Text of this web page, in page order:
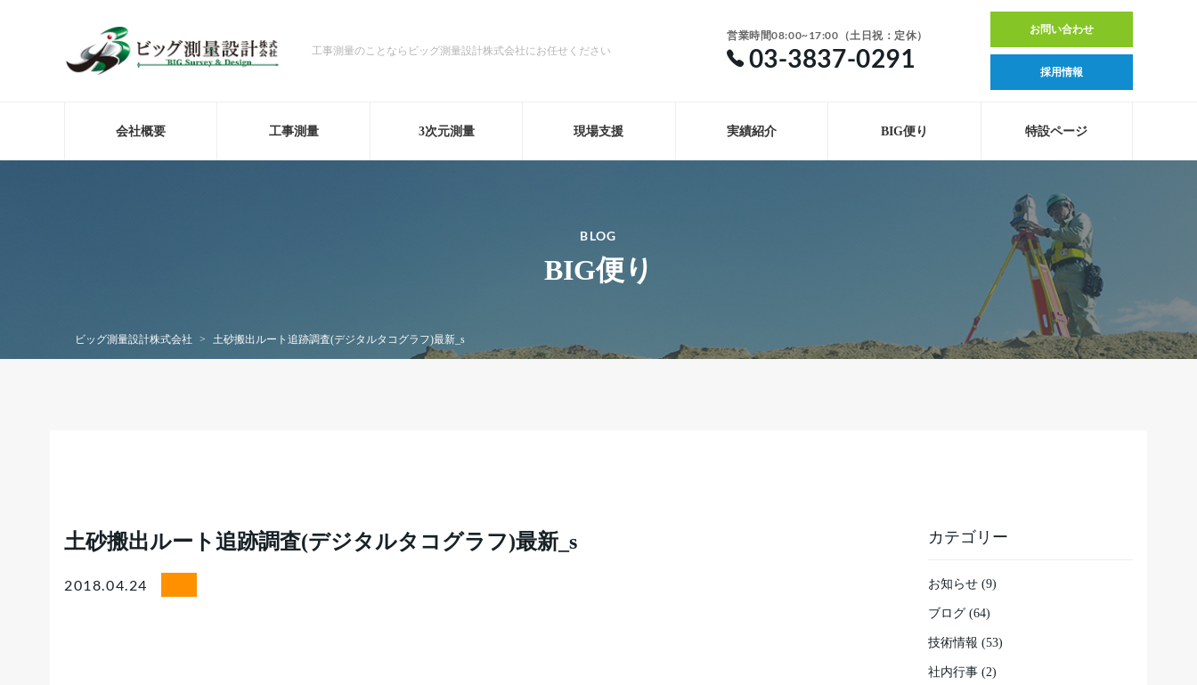
工事測量のことならビッグ測量設計株式会社にお任せください
営業時間08:00~17:00（土日祝：定休）
03-3837-0291
お問い合わせ
採用情報
会社概要 工事測量 3次元測量 現場支援 実績紹介 BIG便り 特設ページ
BLOG
BIG便り
ビッグ測量設計株式会社 > 土砂搬出ルート追跡調査(デジタルタコグラフ)最新_s
土砂搬出ルート追跡調査(デジタルタコグラフ)最新_s
2018.04.24
カテゴリー
お知らせ (9)
ブログ (64)
技術情報 (53)
社内行事 (2)